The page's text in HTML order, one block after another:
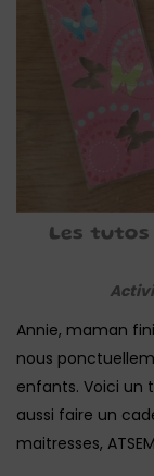
Les tutos
Annie, maman
nous
enfants. Voici un
aussi faire un
maitresses,